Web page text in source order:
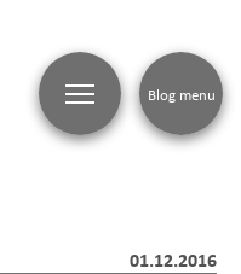
01.12.2016
Blog menu